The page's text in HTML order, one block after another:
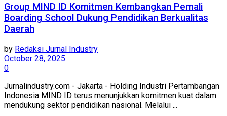
Group MIND ID Komitmen Kembangkan Pemali
Boarding School Dukung Pendidikan Berkualitas
Daerah
by Redaksi Jurnal Industry
October 28, 2025
0
Jurnalindustry.com - Jakarta - Holding Industri Pertambangan
Indonesia MIND ID terus menunjukkan komitmen kuat dalam
mendukung sektor pendidikan nasional. Melalui ...